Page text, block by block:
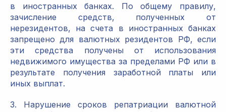
в иностранных банках. По общему правилу,
зачисление средств, полученных от
нерезидентов, на счета в иностранных банках
запрещено для валютных резидентов РФ, если
эти средства получены от использования
недвижимого имущества за пределами РФ или в
результате получения заработной платы или
иных выплат.
3. Нарушение сроков репатриации валютной